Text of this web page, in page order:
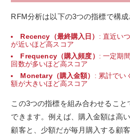
RFM分析は以下の3つの指標で構成
Recency（最終購入日） : 直近い
が近いほど高スコア
Frequency（購入頻度） : 一定期
回数が多いほど高スコア
Monetary（購入金額） : 累計でい
額が大きいほど高スコア
この3つの指標を組み合わせるこ
できます。例えば、購入金額は高
顧客と、少額だが毎月購入する顧